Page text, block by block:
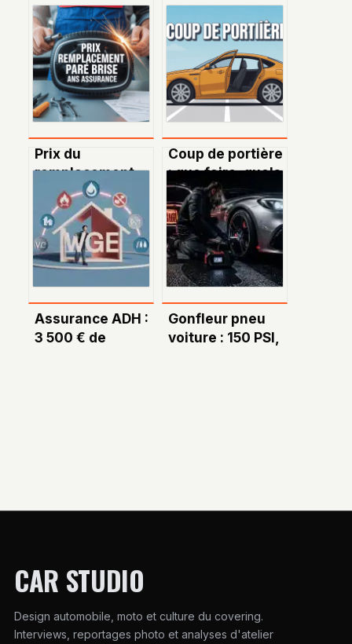
Prix du
remplacement
d’un pare-brise
sans assurance :
ce qu’il faut
vraiment savoir
Coup de portière
: que faire, quels
recours,
combien ça
coûte
Assurance ADH :
3 500 € de
Gonfleur pneu
voiture : 150 PSI,
CAR STUDIO
Design automobile, moto et culture du covering.
Interviews, reportages photo et analyses d'atelier